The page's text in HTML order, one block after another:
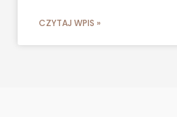
CZYTAJ WPIS »